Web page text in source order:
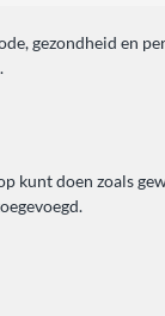
gezondheid en
kunt doen zoals